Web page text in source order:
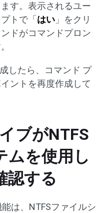
す。表示されるユー
トで「 はい 」をクリ
ドがコマンドプロン
したら、コマンド プ
ントを再度作成して
ブがNTFS
ムを使用し
認する
は、NTFSファイルシ